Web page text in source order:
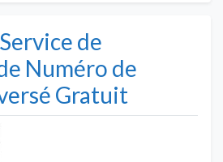
de
Numéro de
Gratuit